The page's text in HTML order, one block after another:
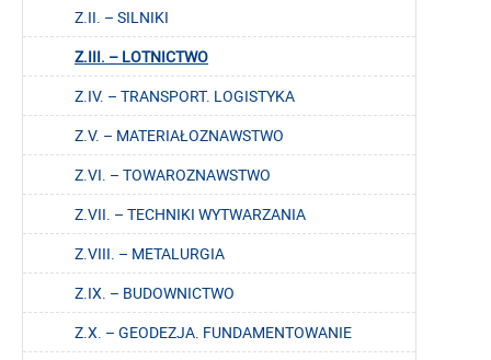
Z.II. – SILNIKI
Z.III. – LOTNICTWO
Z.IV. – TRANSPORT. LOGISTYKA
Z.V. – MATERIAŁOZNAWSTWO
Z.VI. – TOWAROZNAWSTWO
Z.VII. – TECHNIKI WYTWARZANIA
Z.VIII. – METALURGIA
Z.IX. – BUDOWNICTWO
Z.X. – GEODEZJA. FUNDAMENTOWANIE